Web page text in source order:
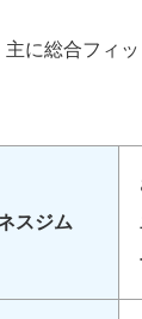
に総合フィ
スジム